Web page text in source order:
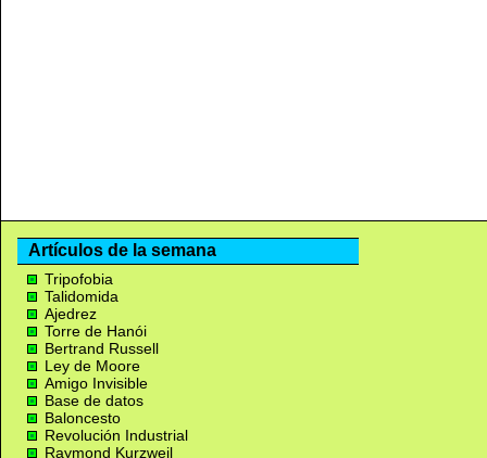
Artículos de la semana
Tripofobia
Talidomida
Ajedrez
Torre de Hanói
Bertrand Russell
Ley de Moore
Amigo Invisible
Base de datos
Baloncesto
Revolución Industrial
Raymond Kurzweil